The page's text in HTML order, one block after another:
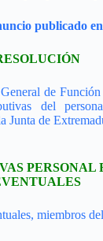
publicado
de
del
Junta de
PERSONAL
miembros